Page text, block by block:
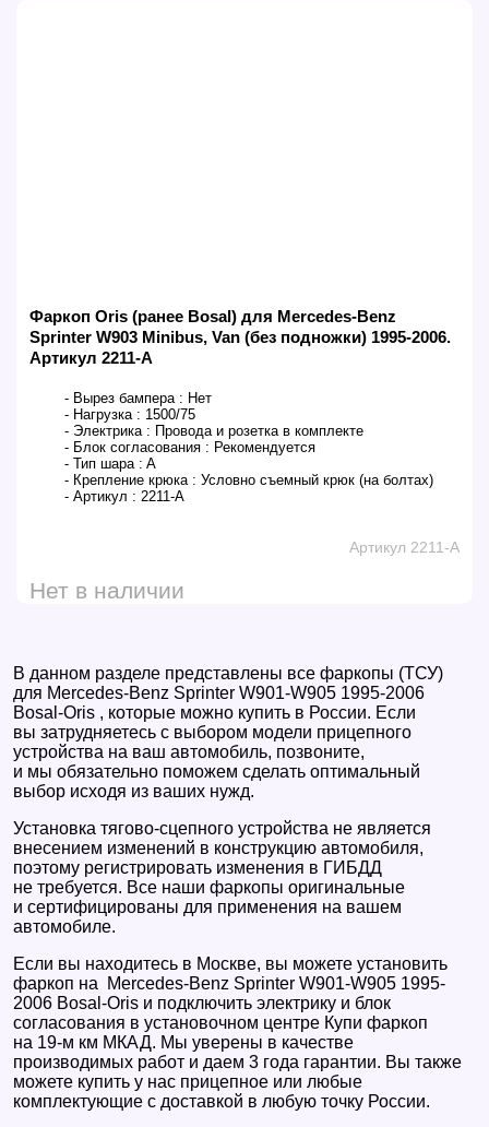
Фаркоп Oris (ранее Bosal) для Mercedes-Benz
Sprinter W903 Minibus, Van (без подножки) 1995-2006.
Артикул 2211-A
- Вырез бампера : Нет
- Нагрузка : 1500/75
- Электрика : Провода и розетка в комплекте
- Блок согласования : Рекомендуется
- Тип шара : A
- Крепление крюка : Условно съемный крюк (на болтах)
- Артикул : 2211-A
Артикул 2211-A
Нет в наличии
В данном разделе представлены все фаркопы (ТСУ)
для Mercedes-Benz Sprinter W901-W905 1995-2006
Bosal-Oris , которые можно купить в России. Если
вы затрудняетесь с выбором модели прицепного
устройства на ваш автомобиль, позвоните,
и мы обязательно поможем сделать оптимальный
выбор исходя из ваших нужд.
Установка тягово-сцепного устройства не является
внесением изменений в конструкцию автомобиля,
поэтому регистрировать изменения в ГИБДД
не требуется. Все наши фаркопы оригинальные
и сертифицированы для применения на вашем
автомобиле.
Если вы находитесь в Москве, вы можете установить
фаркоп на Mercedes-Benz Sprinter W901-W905 1995-
2006 Bosal-Oris и подключить электрику и блок
согласования в установочном центре Купи фаркоп
на 19-м км МКАД. Мы уверены в качестве
производимых работ и даем 3 года гарантии. Вы также
можете купить у нас прицепное или любые
комплектующие с доставкой в любую точку России.